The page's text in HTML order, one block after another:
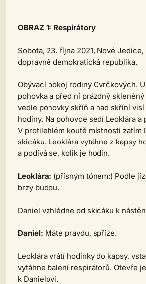
OBRAZ 1: Respirátory
Sobota, 23. října 2021, Nové
dopravně demokratická republika.
Obývací pokoj rodiny Cvrčkových.
pohovka a před ní prázdný
vedle pohovky skříň a nad skříní visí
hodiny. Na pohovce sedí Leoklára a
V protilehlém koutě místnosti zatím
skicáku. Leoklára vytáhne z kapsy
a podívá se, kolik je hodin.
Leoklára: (přísným tónem:) Podle
brzy budou.
Daniel vzhlédne od skicáku k
Daniel: Máte pravdu, spříze.
Leoklára vrátí hodinky do kapsy,
vytáhne balení respirátorů. Otevře
k Danielovi.